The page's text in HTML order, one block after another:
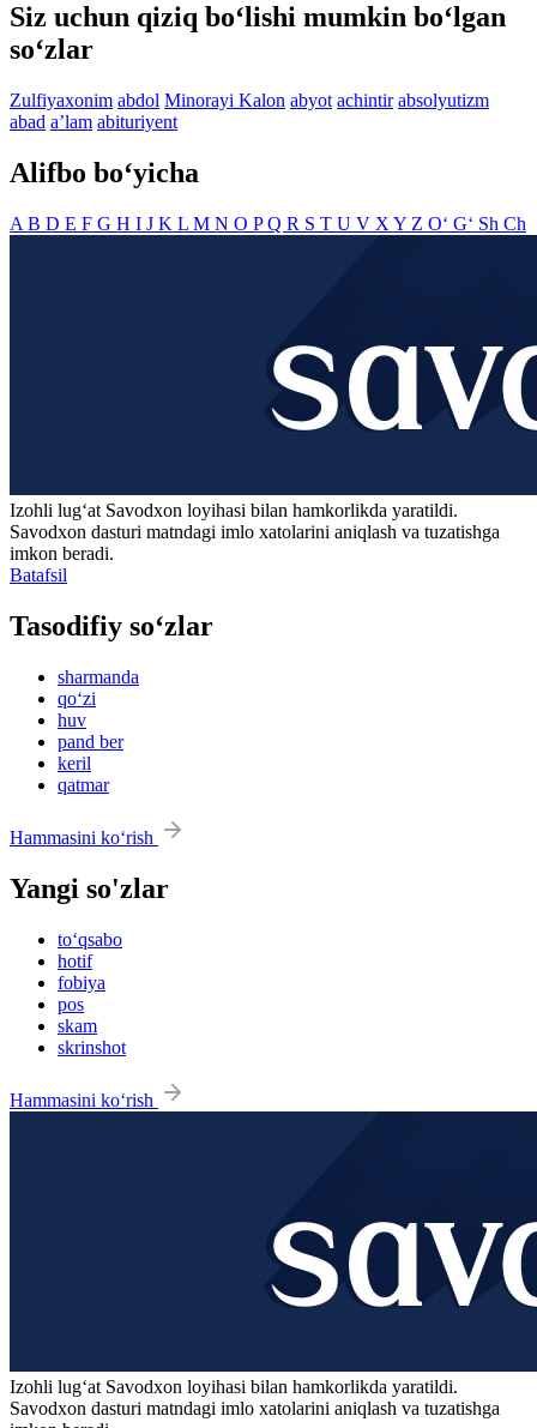
Siz uchun qiziq bo‘lishi mumkin bo‘lgan
so‘zlar
Zulfiyaxonim abdol Minorayi Kalon abyot achintir absolyutizm
abad aʼlam abituriyent
Alifbo bo‘yicha
A B D E F G H I J K L M N O PQ R S T U V X Y Z O‘ G‘ Sh Ch
Izohli lugʻat Savodxon loyihasi bilan hamkorlikda yaratildi.
Savodxon dasturi matndagi imlo xatolarini aniqlash va tuzatishga
imkon beradi.
Batafsil
Tasodifiy so‘zlar
sharmanda
qo‘zi
huv
pand ber
keril
qatmar
Hammasini ko‘rish
Yangi so'zlar
to‘qsabo
hotif
fobiya
pos
skam
skrinshot
Hammasini ko‘rish
Izohli lugʻat Savodxon loyihasi bilan hamkorlikda yaratildi.
Savodxon dasturi matndagi imlo xatolarini aniqlash va tuzatishga